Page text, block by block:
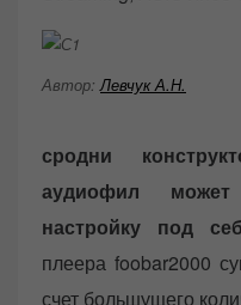
Автор:Левчук А.Н.
сродни
аудиофил
настройку под
плеера foobar2000
счет большущего